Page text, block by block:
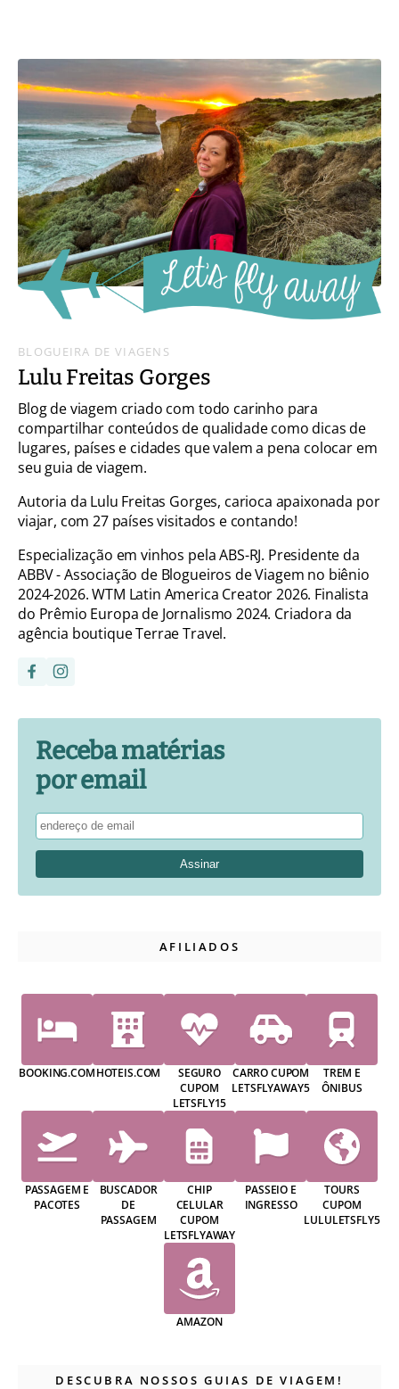
BLOGUEIRA DE VIAGENS
Lulu Freitas Gorges
Blog de viagem criado com todo carinho para
compartilhar conteúdos de qualidade como dicas de
lugares, países e cidades que valem a pena colocar em
seu guia de viagem.
Autoria da Lulu Freitas Gorges, carioca apaixonada por
viajar, com 27 países visitados e contando!
Especialização em vinhos pela ABS-RJ. Presidente da
ABBV - Associação de Blogueiros de Viagem no biênio
2024-2026. WTM Latin America Creator 2026. Finalista
do Prêmio Europa de Jornalismo 2024. Criadora da
agência boutique Terrae Travel.
Receba matérias
por email
AFILIADOS
BOOKING.COMHOTEIS.COM
SEGURO
CUPOM
LETSFLY15
CARRO CUPOM
LETSFLYAWAY5
TREM E
ÔNIBUS
PASSAGEM E
PACOTES
BUSCADOR
DE
PASSAGEM
CHIP
CELULAR
CUPOM
LETSFLYAWAY
PASSEIO E
INGRESSO
TOURS
CUPOM
LULULETSFLY5
AMAZON
DESCUBRA NOSSOS GUIAS DE VIAGEM!